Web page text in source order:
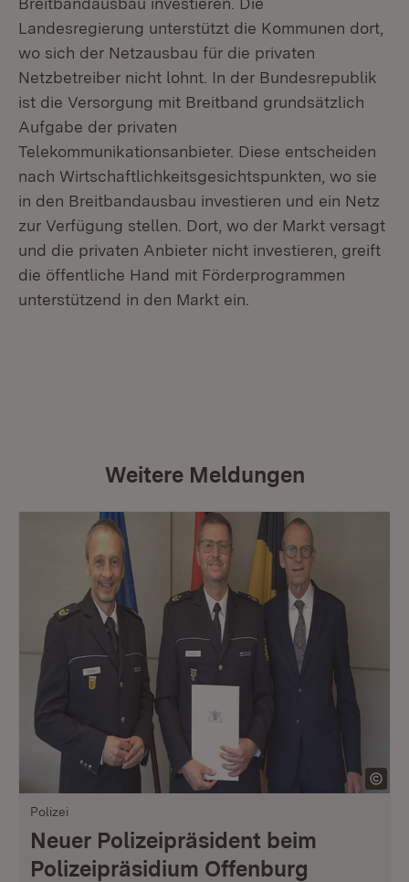
Landesregierung unterstützt die Kommunen dort,
wo sich der Netzausbau für die privaten
Netzbetreiber nicht lohnt. In der Bundesrepublik
ist die Versorgung mit Breitband grundsätzlich
Aufgabe der privaten
Telekommunikationsanbieter. Diese entscheiden
nach Wirtschaftlichkeitsgesichtspunkten, wo sie
in den Breitbandausbau investieren und ein Netz
zur Verfügung stellen. Dort, wo der Markt versagt
und die privaten Anbieter nicht investieren, greift
die öffentliche Hand mit Förderprogrammen
unterstützend in den Markt ein.
Weitere Meldungen
Polizei
Neuer Polizeipräsident beim
Polizeipräsidium Offenburg